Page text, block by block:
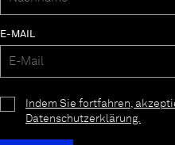
E-MAIL
Indem Sie fortfahren,
Datenschutzerklärung.